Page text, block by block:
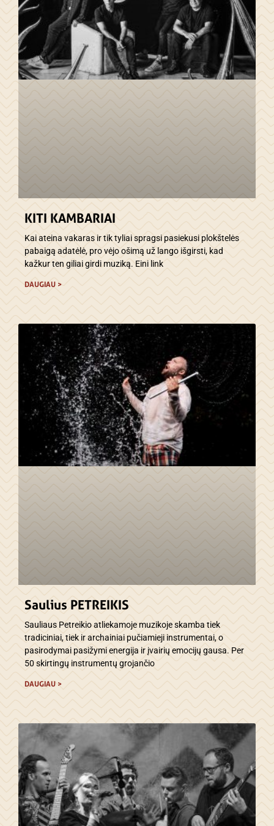
KITI KAMBARIAI
Kai ateina vakaras ir tik tyliai spragsi pasiekusi plokštelės
pabaigą adatėlė, pro vėjo ošimą už lango išgirsti, kad
kažkur ten giliai girdi muziką. Eini link
DAUGIAU >
Saulius PETREIKIS
Sauliaus Petreikio atliekamoje muzikoje skamba tiek
tradiciniai, tiek ir archainiai pučiamieji instrumentai, o
pasirodymai pasižymi energija ir įvairių emocijų gausa. Per
50 skirtingų instrumentų grojančio
DAUGIAU >